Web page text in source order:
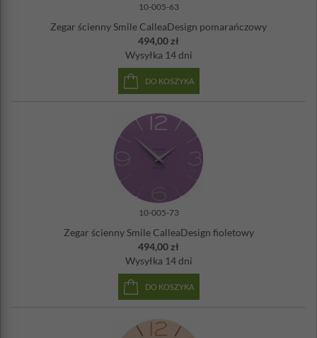
10-005-63
Zegar ścienny Smile CalleaDesign pomarańczowy
494,00 zł
Wysyłka 14 dni
DO KOSZYKA
10-005-73
Zegar ścienny Smile CalleaDesign fioletowy
494,00 zł
Wysyłka 14 dni
DO KOSZYKA